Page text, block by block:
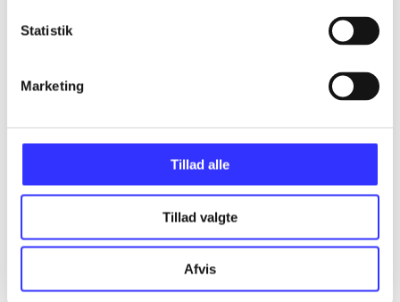
Statistik
Marketing
Tillad alle
Tillad valgte
Afvis
Alle registrerede artikler fordelt på udgivelser
...
...
...